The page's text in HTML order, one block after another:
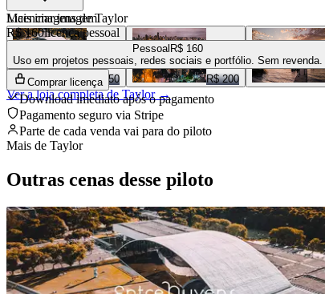
Mais imagens deTaylor
R$ 150 R$ 200
Ver a loja completa de Taylor→
Licenciar imagem
R$ 160licença pessoal
Pessoal R$ 160
Uso em projetos pessoais, redes sociais e portfólio. Sem revenda.
Comprar licença
Download imediato após o pagamento
Pagamento seguro via Stripe
Parte de cada venda vai para do piloto
Mais de Taylor
Outras cenas desse piloto